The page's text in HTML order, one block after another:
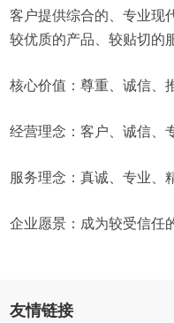
客户提供综合的、专业现
较优质的产品、较贴切的
核心价值：尊重、诚信、
经营理念：客户、诚信、
服务理念：真诚、专业、
企业愿景：成为较受信任
友情链接